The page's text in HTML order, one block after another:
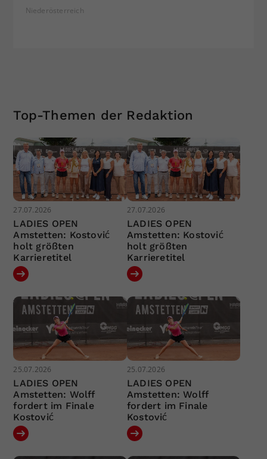
Niederösterreich
Top-Themen der Redaktion
27.07.2026
LADIES OPEN
Amstetten: Kostović
holt größten
Karrieretitel
27.07.2026
LADIES OPEN
Amstetten: Kostović
holt größten
Karrieretitel
25.07.2026
LADIES OPEN
Amstetten: Wolff
fordert im Finale
Kostović
25.07.2026
LADIES OPEN
Amstetten: Wolff
fordert im Finale
Kostović